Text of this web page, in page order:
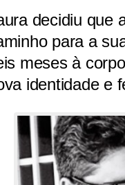
decidiu que
para a
meses à
identidade e